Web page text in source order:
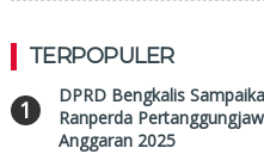
TERPOPULER
1
DPRD Bengkalis
Ranperda
Anggaran 2025